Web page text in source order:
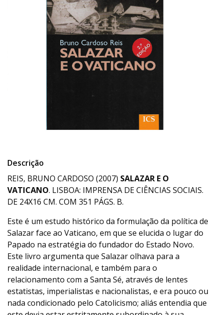
Descrição
REIS, BRUNO CARDOSO (2007) SALAZAR E O
VATICANO. LISBOA: IMPRENSA DE CIÊNCIAS SOCIAIS.
DE 24X16 CM. COM 351 PÁGS. B.
Este é um estudo histórico da formulação da política de
Salazar face ao Vaticano, em que se elucida o lugar do
Papado na estratégia do fundador do Estado Novo.
Este livro argumenta que Salazar olhava para a
realidade internacional, e também para o
relacionamento com a Santa Sé, através de lentes
estatistas, imperialistas e nacionalistas, e era pouco ou
nada condicionado pelo Catolicismo; aliás entendia que